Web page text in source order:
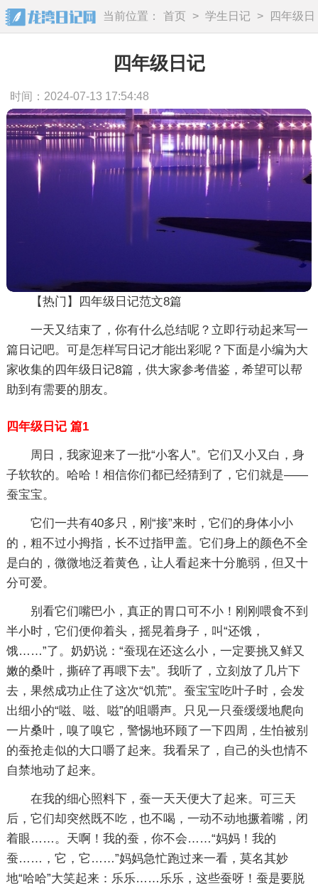
当前位置： 首页 > 学生日记 >
四年级日
记
四年级日记
时间：2024-07-13 17:54:48
【热门】四年级日记范文8篇
一天又结束了，你有什么总结呢？立即行动起来写一
篇日记吧。可是怎样写日记才能出彩呢？下面是小编为大
家收集的四年级日记8篇，供大家参考借鉴，希望可以帮
助到有需要的朋友。
四年级日记 篇1
周日，我家迎来了一批“小客人”。它们又小又白，身
子软软的。哈哈！相信你们都已经猜到了，它们就是——
蚕宝宝。
它们一共有40多只，刚“接”来时，它们的身体小小
的，粗不过小拇指，长不过指甲盖。它们身上的颜色不全
是白的，微微地泛着黄色，让人看起来十分脆弱，但又十
分可爱。
别看它们嘴巴小，真正的胃口可不小！刚刚喂食不到
半小时，它们便仰着头，摇晃着身子，叫“还饿，
饿……”了。奶奶说：“蚕现在还这么小，一定要挑又鲜又
嫩的桑叶，撕碎了再喂下去”。我听了，立刻放了几片下
去，果然成功止住了这次“饥荒”。蚕宝宝吃叶子时，会发
出细小的“嗞、嗞、嗞”的咀嚼声。只见一只蚕缓缓地爬向
一片桑叶，嗅了嗅它，警惕地环顾了一下四周，生怕被别
的蚕抢走似的大口嚼了起来。我看呆了，自己的头也情不
自禁地动了起来。
在我的细心照料下，蚕一天天便大了起来。可三天
后，它们却突然既不吃，也不喝，一动不动地撅着嘴，闭
着眼……。天啊！我的蚕，你不会……“妈妈！我的
蚕……，它，它……”妈妈急忙跑过来一看，莫名其妙
地“哈哈”大笑起来：乐乐……乐乐，这些蚕呀！蚕是要脱